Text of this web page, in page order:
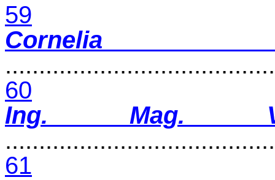
59
60
Ing. Mag.
61